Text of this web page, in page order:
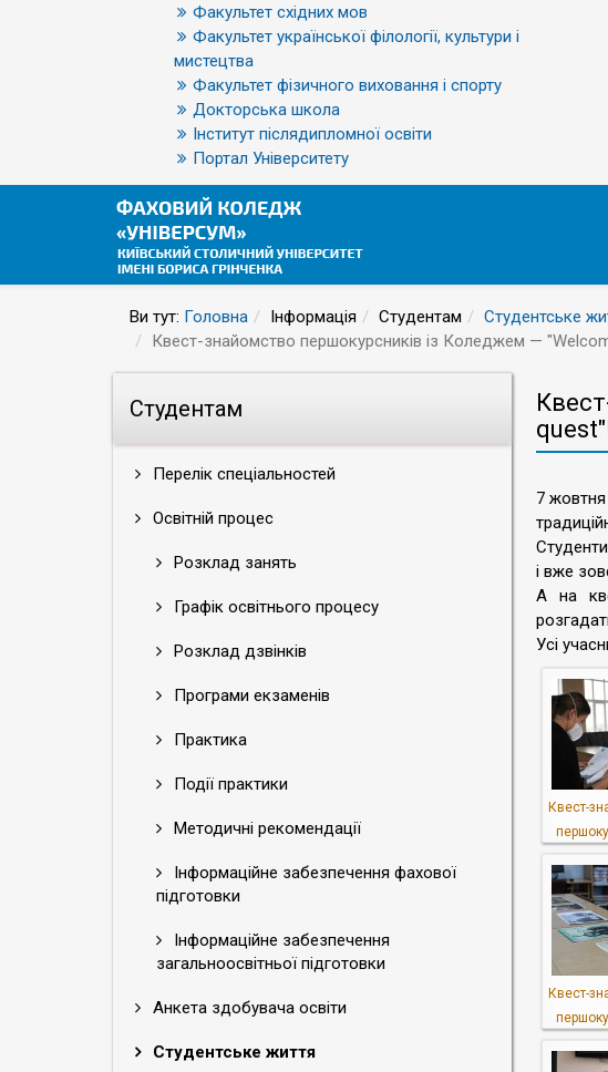
Факультет східних мов
Факультет української філології, культури і
мистецтва
Факультет фізичного виховання і спорту
Докторська школа
Інститут післядипломної освіти
Портал Університету
Ви тут: Головна Інформація Студентам Студентське
Квест-знайомство першокурсників із Коледжем —
Студентам
Перелік спеціальностей
Освітній процес
Розклад занять
Графік освітнього процесу
Розклад дзвінків
Програми екзаменів
Практика
Події практики
Методичні рекомендації
Інформаційне забезпечення фахової
підготовки
Інформаційне забезпечення
загальноосвітньої підготовки
Анкета здобувача освіти
Студентське життя
7 жовтня
і вже
А на
Усі
Квест-
Квест-